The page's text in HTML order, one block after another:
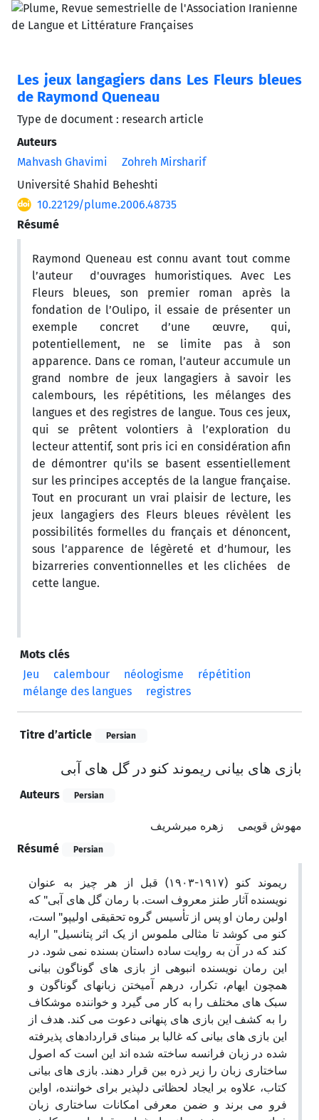
Les jeux langagiers dans Les Fleurs bleues
de Raymond Queneau
Type de document : research article
Auteurs
Mahvash Ghavimi
Zohreh Mirsharif
Université Shahid Beheshti
10.22129/plume.2006.48735
Résumé
Raymond Queneau est connu avant tout comme
l’auteur d'ouvrages humoristiques. Avec Les
Fleurs bleues, son premier roman après la
fondation de l’Oulipo, il essaie de présenter un
exemple concret d’une œuvre, qui,
potentiellement, ne se limite pas à son
apparence. Dans ce roman, l’auteur accumule un
grand nombre de jeux langagiers à savoir les
calembours, les répétitions, les mélanges des
langues et des registres de langue. Tous ces jeux,
qui se prêtent volontiers à l’exploration du
lecteur attentif, sont pris ici en considération afin
de démontrer qu'ils se basent essentiellement
sur les principes acceptés de la langue française.
Tout en procurant un vrai plaisir de lecture, les
jeux langagiers des Fleurs bleues révèlent les
possibilités formelles du français et dénoncent,
sous l’apparence de légèreté et d’humour, les
bizarreries conventionnelles et les clichées de
cette langue.
Mots clés
Jeu
calembour néologisme
répétition
mélange des langues
registres
Titre d’article Persian
بازی های بیانی ریموند کنو در گل های آبی
Auteurs Persian
مهوش قویمی
زهره میرشریف
Résumé
Persian
ریموند کنو (۱۹۱۷-۱۹۰۳) قبل از هر چیز به عنوان
نویسنده آثار طنز معروف است. با رمان گل های آبی" که
اولین رمان او پس از تأسیس گروه تحقیقی اولیپو" است،
کنو می کوشد تا مثالی ملموس از یک اثر پتانسیل" ارایه
کند که در آن به روایت ساده داستان بسنده نمی شود. در
این رمان نویسنده انبوهی از بازی های گوناگون بیانی
همچون ایهام، تکرار، درهم آمیختن زبانهای گوناگون و
سبک های مختلف را به کار می گیرد و خواننده موشکاف
را به کشف این بازی های پنهانی دعوت می کند. هدف از
این بازی های بیانی که غالبا بر مبنای قراردادهای پذیرفته
شده در زبان فرانسه ساخته شده اند این است که اصول
ساختاری زبان را زیر ذره بین قرار دهند. بازی های بیانی
کتاب، علاوه بر ایجاد لحظاتی دلپذیر برای خواننده، اواین
فرو می برند و ضمن معرفی امکانات ساختاری زبان